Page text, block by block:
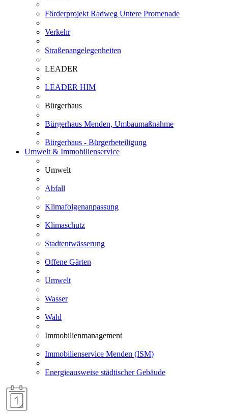
Förderprojekt Radweg Untere Promenade
Verkehr
Straßenangelegenheiten
LEADER
LEADER HIM
Bürgerhaus
Bürgerhaus Menden, Umbaumaßnahme
Bürgerhaus - Bürgerbeteiligung
Umwelt & Immobilienservice
Umwelt
Abfall
Klimafolgenanpassung
Klimaschutz
Stadtentwässerung
Offene Gärten
Umwelt
Wasser
Wald
Immobilienmanagement
Immobilienservice Menden (ISM)
Energieausweise städtischer Gebäude